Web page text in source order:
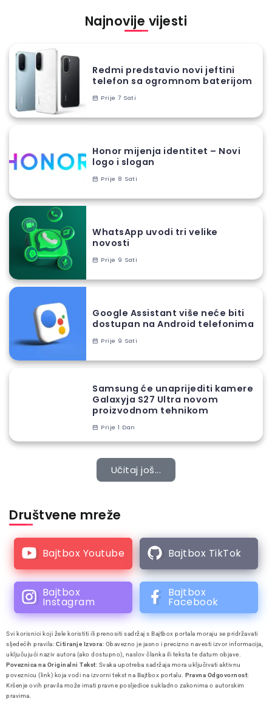
Najnovije vijesti
Redmi predstavio novi jeftini
telefon sa ogromnom baterijom
Prije 7 Sati
Honor mijenja identitet – Novi
logo i slogan
Prije 8 Sati
WhatsApp uvodi tri velike
novosti
Prije 9 Sati
Google Assistant više neće biti
dostupan na Android telefonima
Prije 9 Sati
Samsung će unaprijediti kamere
Galaxyja S27 Ultra novom
proizvodnom tehnikom
Prije 1 Dan
Učitaj još...
Društvene mreže
Bajtbox Youtube Bajtbox TikTok
Bajtbox
Instagram
Bajtbox
Facebook
Svi korisnici koji žele koristiti ili prenositi sadržaj s Bajtbox portala moraju se pridržavati
sljedećih pravila: Citiranje Izvora: Obavezno je jasno i precizno navesti izvor informacija,
uključujući naziv autora (ako dostupno), naslov članka ili teksta te datum objave.
Poveznica na Originalni Tekst: Svaka upotreba sadržaja mora uključivati aktivnu
poveznicu (link) koja vodi na izvorni tekst na Bajtbox portalu. Pravna Odgovornost:
Kršenje ovih pravila može imati pravne posljedice sukladno zakonima o autorskim
pravima.